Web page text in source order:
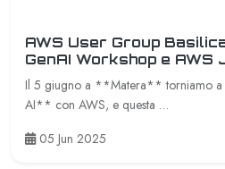
AWS User Group
GenAI Workshop e AWS
Il 5 giugno a **Matera** torniamo
AI** con AWS, e questa …
05 Jun 2025